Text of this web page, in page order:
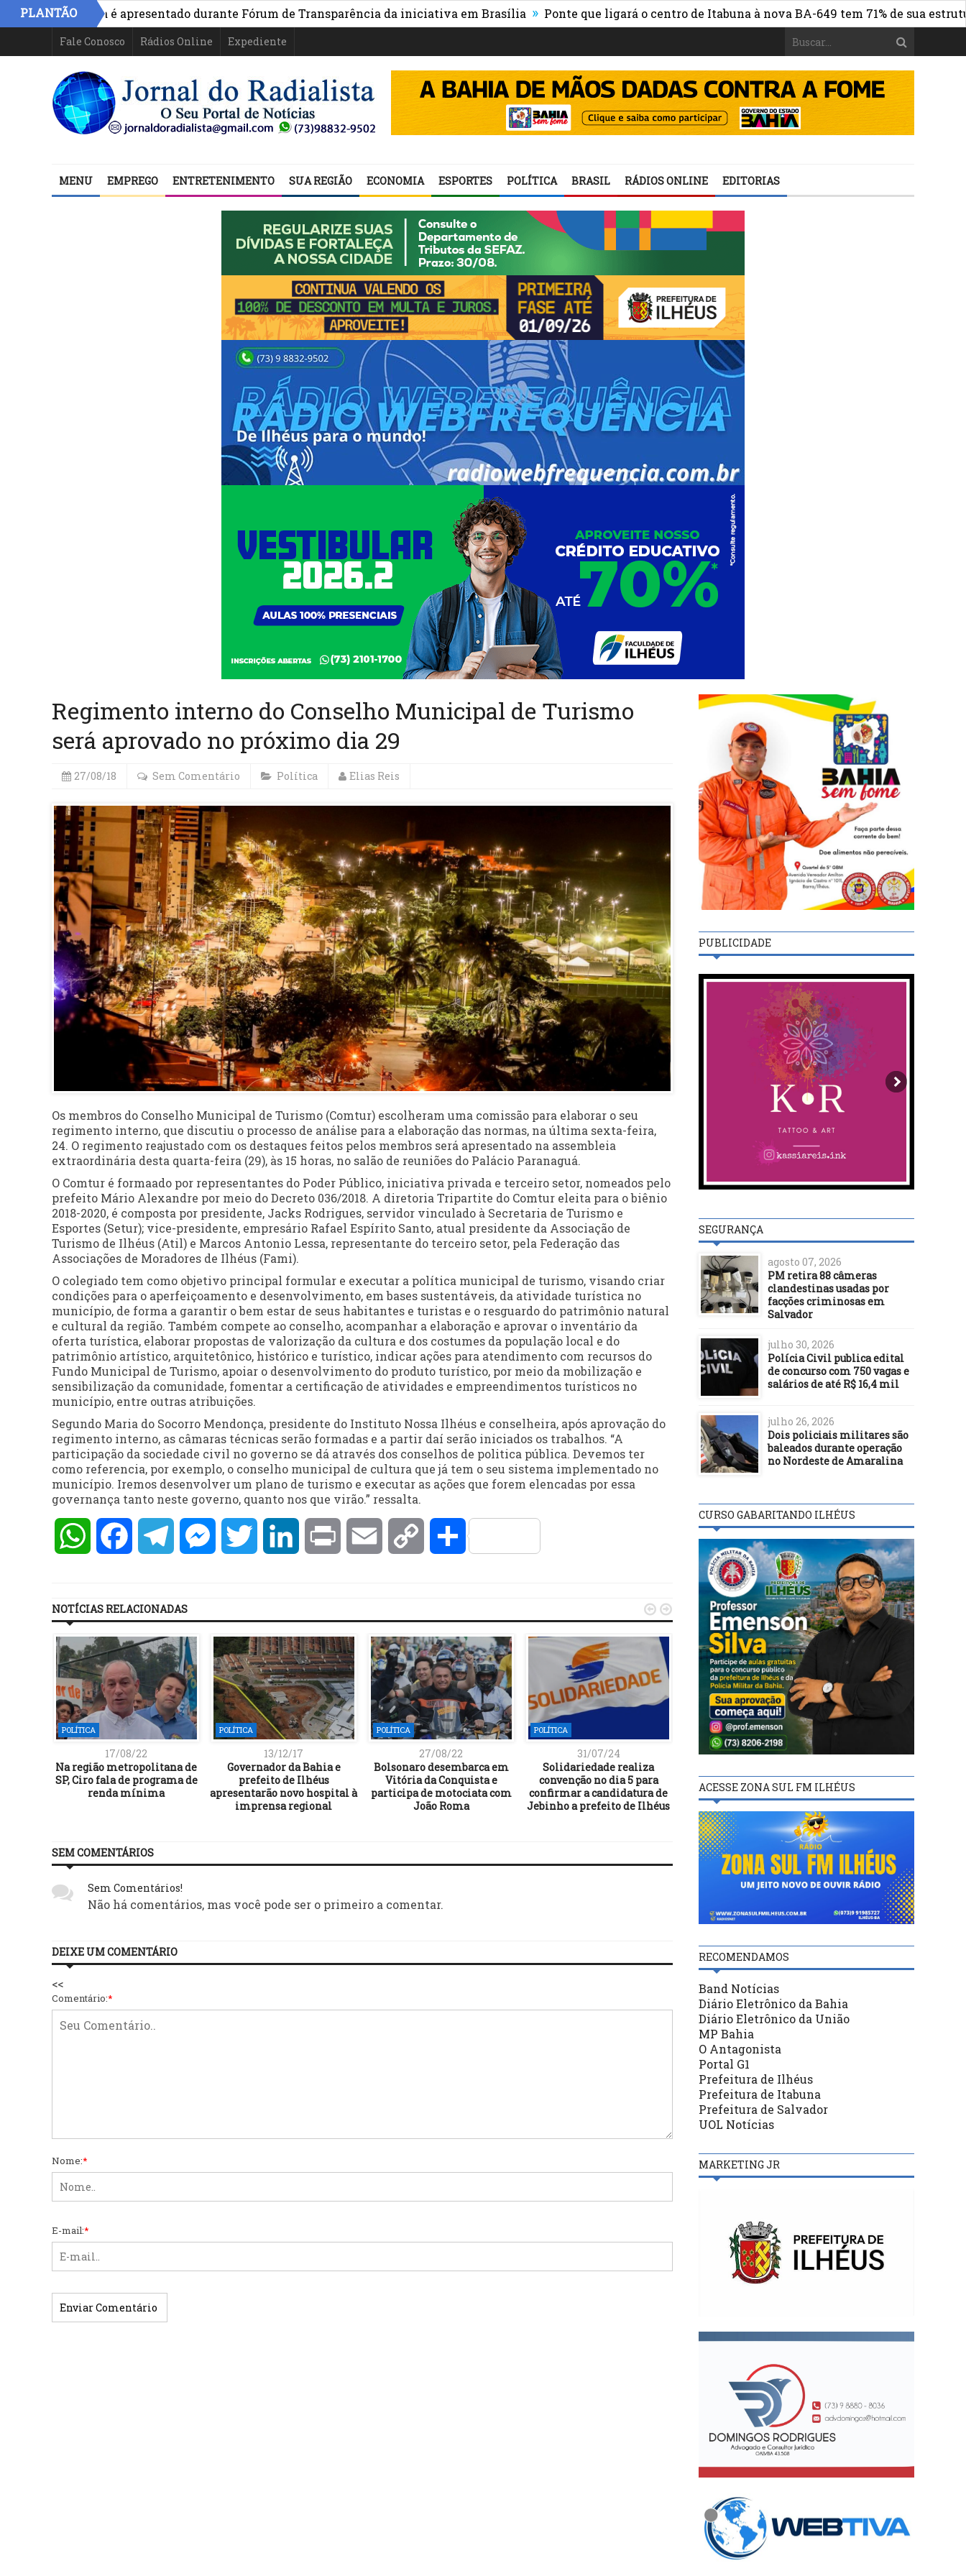
PLANTÃO
na Bahia é apresentado durante Fórum de Transparência da iniciativa em Brasília » Ponte que ligará o centro de Itabuna à nova BA-649 tem 71% de sua estrutura de
Fale Conosco Rádios Online Expediente
MENU EMPREGO ENTRETENIMENTO SUA REGIÃO ECONOMIA ESPORTES POLÍTICA BRASIL RÁDIOS ONLINE EDITORIAS
Regimento interno do Conselho Municipal de Turismo
será aprovado no próximo dia 29
27/08/18 Sem Comentário Política Elias Reis
Os membros do Conselho Municipal de Turismo (Comtur) escolheram uma comissão para elaborar o seu
regimento interno, que discutiu o processo de análise para a elaboração das normas, na última sexta-feira,
24. O regimento reajustado com os destaques feitos pelos membros será apresentado na assembleia
extraordinária desta quarta-feira (29), às 15 horas, no salão de reuniões do Palácio Paranaguá.
O Comtur é formaado por representantes do Poder Público, iniciativa privada e terceiro setor, nomeados pelo
prefeito Mário Alexandre por meio do Decreto 036/2018. A diretoria Tripartite do Comtur eleita para o biênio
2018-2020, é composta por presidente, Jacks Rodrigues, servidor vinculado à Secretaria de Turismo e
Esportes (Setur); vice-presidente, empresário Rafael Espírito Santo, atual presidente da Associação de
Turismo de Ilhéus (Atil) e Marcos Antonio Lessa, representante do terceiro setor, pela Federação das
Associações de Moradores de Ilhéus (Fami).
O colegiado tem como objetivo principal formular e executar a política municipal de turismo, visando criar
condições para o aperfeiçoamento e desenvolvimento, em bases sustentáveis, da atividade turística no
município, de forma a garantir o bem estar de seus habitantes e turistas e o resguardo do patrimônio natural
e cultural da região. Também compete ao conselho, acompanhar a elaboração e aprovar o inventário da
oferta turística, elaborar propostas de valorização da cultura e dos costumes da população local e do
patrimônio artístico, arquitetônico, histórico e turístico, indicar ações para atendimento com recursos do
Fundo Municipal de Turismo, apoiar o desenvolvimento do produto turístico, por meio da mobilização e
sensibilização da comunidade, fomentar a certificação de atividades e empreendimentos turísticos no
município, entre outras atribuições.
Segundo Maria do Socorro Mendonça, presidente do Instituto Nossa Ilhéus e conselheira, após aprovação do
regimento interno, as câmaras técnicas serão formadas e a partir daí serão iniciados os trabalhos. “A
participação da sociedade civil no governo se dá através dos conselhos de politica pública. Devemos ter
como referencia, por exemplo, o conselho municipal de cultura que já tem o seu sistema implementado no
município. Iremos desenvolver um plano de turismo e executar as ações que forem elencadas por essa
governança tanto neste governo, quanto nos que virão.” ressalta.
WhatsAppFacebookTelegramMessengerTwitter LinkedInPrint Email Copy Compartilhar
NOTÍCIAS RELACIONADAS
POLÍTICA
17/08/22
Na região metropolitana de
SP, Ciro fala de programa de
renda mínima
POLÍTICA
13/12/17
Governador da Bahia e
prefeito de Ilhéus
apresentarão novo hospital à
imprensa regional
POLÍTICA
27/08/22
Bolsonaro desembarca em
Vitória da Conquista e
participa de motociata com
João Roma
POLÍTICA
31/07/24
Solidariedade realiza
convenção no dia 5 para
confirmar a candidatura de
Jebinho a prefeito de Ilhéus
POLÍTICA
10/08/21
envolvimento em
irregularidade na compra de
09/06/23
de recursos para
 
SEM COMENTÁRIOS
Sem Comentários!
Não há comentários, mas você pode ser o primeiro a comentar.
DEIXE UM COMENTÁRIO
<<
Comentário:*
Nome:*
E-mail:*
PUBLICIDADE
SEGURANÇA
agosto 07, 2026
PM retira 88 câmeras
clandestinas usadas por
facções criminosas em
Salvador
julho 30, 2026
Polícia Civil publica edital
de concurso com 750 vagas e
salários de até R$ 16,4 mil
julho 26, 2026
Dois policiais militares são
baleados durante operação
no Nordeste de Amaralina
CURSO GABARITANDO ILHÉUS
ACESSE ZONA SUL FM ILHÉUS
RECOMENDAMOS
Band Notícias
Diário Eletrônico da Bahia
Diário Eletrônico da União
MP Bahia
O Antagonista
Portal G1
Prefeitura de Ilhéus
Prefeitura de Itabuna
Prefeitura de Salvador
UOL Notícias
MARKETING JR